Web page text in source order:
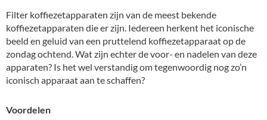
Filter koffiezetapparaten zijn van de meest bekende
koffiezetapparaten die er zijn. Iedereen herkent het iconische
beeld en geluid van een pruttelend koffiezetapparaat op de
zondag ochtend. Wat zijn echter de voor- en nadelen van deze
apparaten? Is het wel verstandig om tegenwoordig nog zo’n
iconisch apparaat aan te schaffen?
Voordelen